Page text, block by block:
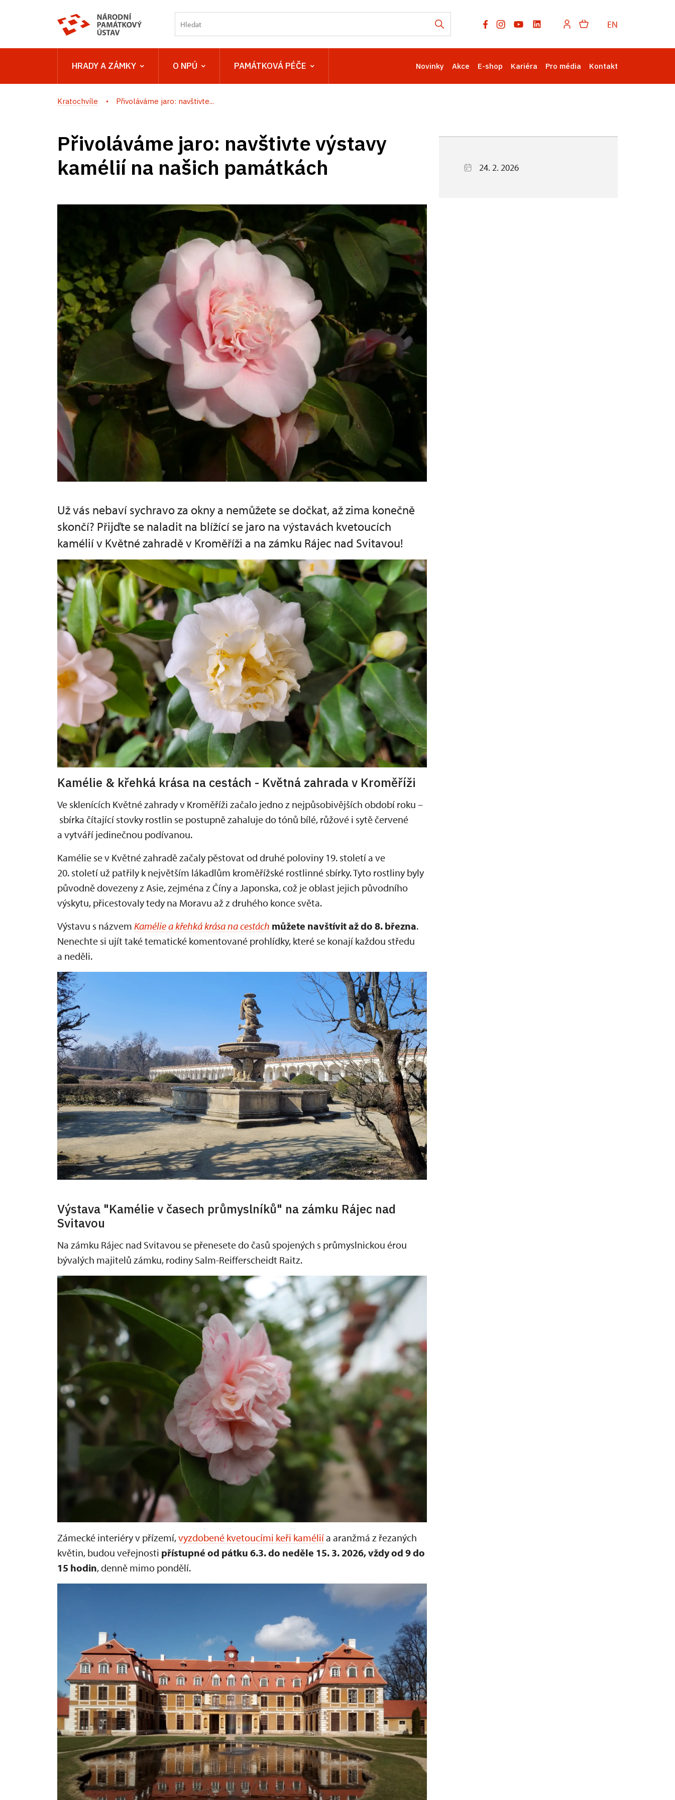
EN
HRADY A ZÁMKY O NPÚ PAMÁTKOVÁ PÉČE Novinky Akce E-shop Kariéra Pro média Kontakt
Kratochvíle Přivoláváme jaro: navštivte...
Přivoláváme jaro: navštivte výstavy
kamélií na našich památkách
Už vás nebaví sychravo za okny a nemůžete se dočkat, až zima konečně
skončí? Přijďte se naladit na blížící se jaro na výstavách kvetoucích
kamélií v Květné zahradě v Kroměříži a na zámku Rájec nad Svitavou!
Kamélie & křehká krása na cestách - Květná zahrada v Kroměříži
Ve sklenících Květné zahrady v Kroměříži začalo jedno z nejpůsobivějších období roku –
sbírka čítající stovky rostlin se postupně zahaluje do tónů bílé, růžové i sytě červené
a vytváří jedinečnou podívanou.
Kamélie se v Květné zahradě začaly pěstovat od druhé poloviny 19. století a ve
20. století už patřily k největším lákadlům kroměřížské rostlinné sbírky. Tyto rostliny byly
původně dovezeny z Asie, zejména z Číny a Japonska, což je oblast jejich původního
výskytu, přicestovaly tedy na Moravu až z druhého konce světa.
Výstavu s názvem Kamélie a křehká krása na cestách můžete navštívit až do 8. března.
Nenechte si ujít také tematické komentované prohlídky, které se konají každou středu
a neděli.
Výstava "Kamélie v časech průmyslníků" na zámku Rájec nad
Svitavou
Na zámku Rájec nad Svitavou se přenesete do časů spojených s průmyslnickou érou
bývalých majitelů zámku, rodiny Salm-Reifferscheidt Raitz.
Zámecké interiéry v přízemí,vyzdobené kvetoucími keři kaméliía aranžmá z řezaných
květin, budou veřejnosti přístupné od pátku 6.3. do neděle 15. 3. 2026, vždy od 9 do
15 hodin, denně mimo pondělí.
24. 2. 2026